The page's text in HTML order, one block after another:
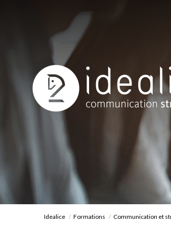
Idealice Formations Communication et